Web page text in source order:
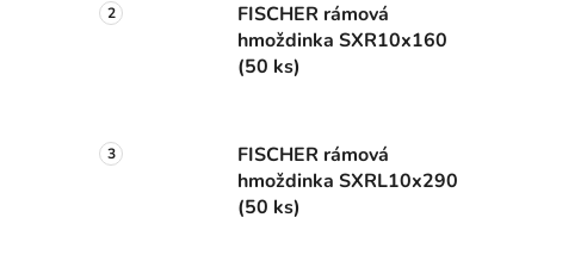
FISCHER rámová
hmoždinka SXR10x160
(50 ks)
FISCHER rámová
hmoždinka SXRL10x290
(50 ks)